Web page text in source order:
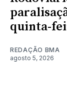
quinta-
REDAÇÃO BMA
agosto 5, 2026